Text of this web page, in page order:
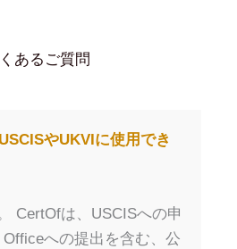
あるご質問
やUKVIに使用でき
CertOfは、USCISへの申
への提出を含む、公